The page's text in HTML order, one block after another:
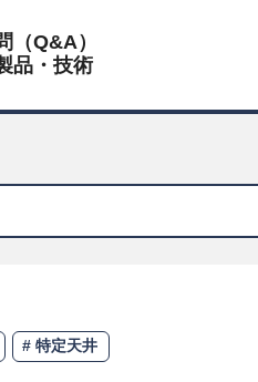
（Q&A）
品・技術
特定天井